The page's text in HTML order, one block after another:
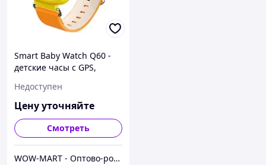
Smart Baby Watch Q60 -
детские часы с GPS,
Недоступен
Цену уточняйте
Смотреть
WOW-MART - Оптово-розничный Склад - товары на заказ до двери